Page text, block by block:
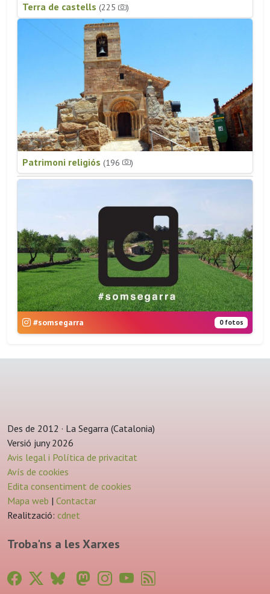
Terra de castells (225 )
Patrimoni religiós (196 )
#somsegarra 0 fotos
Des de 2012 · La Segarra (Catalonia)
Versió juny 2026
Avis legal i Política de privacitat
Avís de cookies
Edita consentiment de cookies
Mapa web | Contactar
Realització: cdnet
Troba'ns a les Xarxes